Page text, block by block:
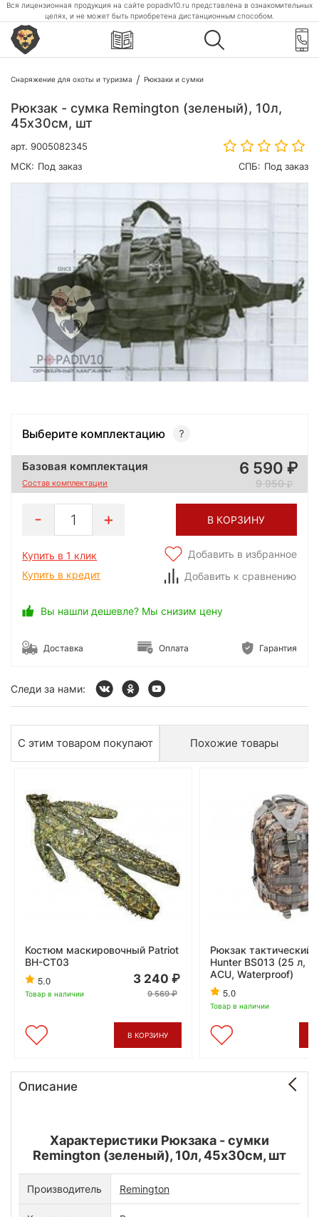
Вся лицензионная продукция на сайте popadiv10.ru представлена в ознакомительных
целях, и не может быть приобретена дистанционным способом.
Снаряжение для охоты и туризма Рюкзаки и сумки
Рюкзак - сумка Remington (зеленый), 10л,
45х30см, шт
арт. 9005082345
МСК: Под заказ СПБ: Под заказ
Выберите комплектацию
Базовая комплектация
Состав комплектации
6 590
9 950
1 В КОРЗИНУ
Купить в 1 клик
Купить в кредит
Добавить в избранное
Добавить к сравнению
Вы нашли дешевле? Мы снизим цену
Доставка Оплата Гарантия
Следи за нами:
С этим товаром покупают Похожие товары
Костюм маскировочный Patriot
BH-CT03
5.0
Товар в наличии
3 240
9 569
В КОРЗИНУ
Рюкзак тактический
Hunter BS013 (25 л,
ACU, Waterproof)
5.0
Товар в наличии
Описание
Характеристики Рюкзака - сумки
Remington (зеленый), 10л, 45х30см, шт
Производитель Remington